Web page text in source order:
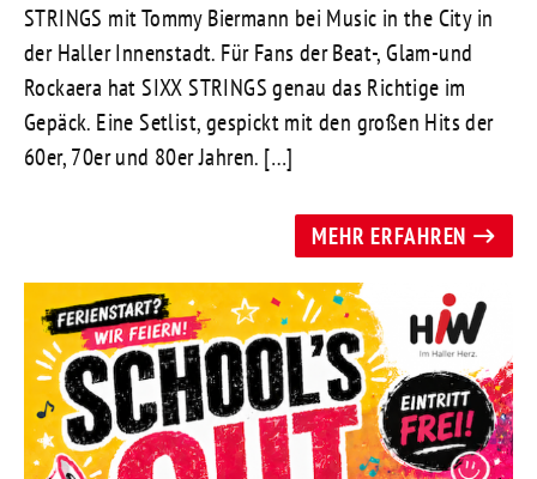
STRINGS mit Tommy Biermann bei Music in the City in
der Haller Innenstadt. Für Fans der Beat-, Glam-und
Rockaera hat SIXX STRINGS genau das Richtige im
Gepäck. Eine Setlist, gespickt mit den großen Hits der
60er, 70er und 80er Jahren. […]
MEHR ERFAHREN